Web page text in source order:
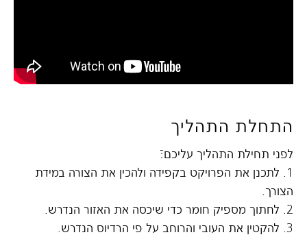
התחלת התהליך
לפני תחילת התהליך עליכם:ֿ
1. לתכנן את הפרויקט בקפידה ולהכין את הצורה במידת
הצורך.
2. לחתוך מספיק חומר כדי שיכסה את האזור הנדרש.
3. להקטין את העובי והרוחב על פי הרדיוס הנדרש.